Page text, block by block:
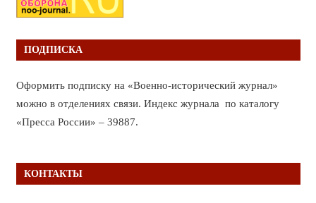
ПОДПИСКА
Оформить подписку на «Военно-исторический журнал»
можно в отделениях связи. Индекс журнала по каталогу
«Пресса России» – 39887.
КОНТАКТЫ